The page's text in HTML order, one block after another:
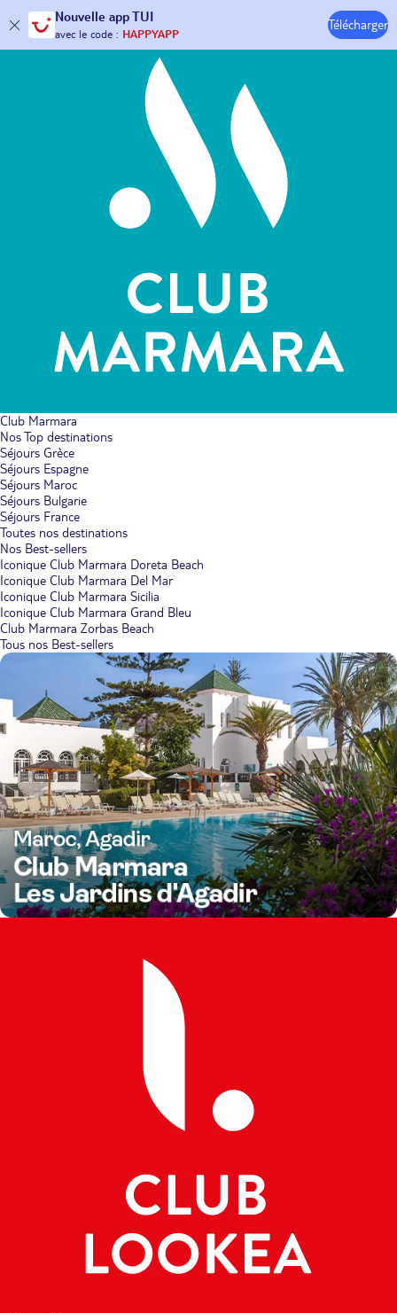
Nouvelle app TUI
30€ offerts*sur votre
avec le code : HAPPYAPP
Télécharger
Hôtels & Clubs
Club Marmara
Nos Top destinations
Séjours Grèce
Séjours Espagne
Séjours Maroc
Séjours Bulgarie
Séjours France
Toutes nos destinations
Nos Best-sellers
Iconique Club Marmara Doreta Beach
Iconique Club Marmara Del Mar
Iconique Club Marmara Sicilia
Iconique Club Marmara Grand Bleu
Club Marmara Zorbas Beach
Tous nos Best-sellers